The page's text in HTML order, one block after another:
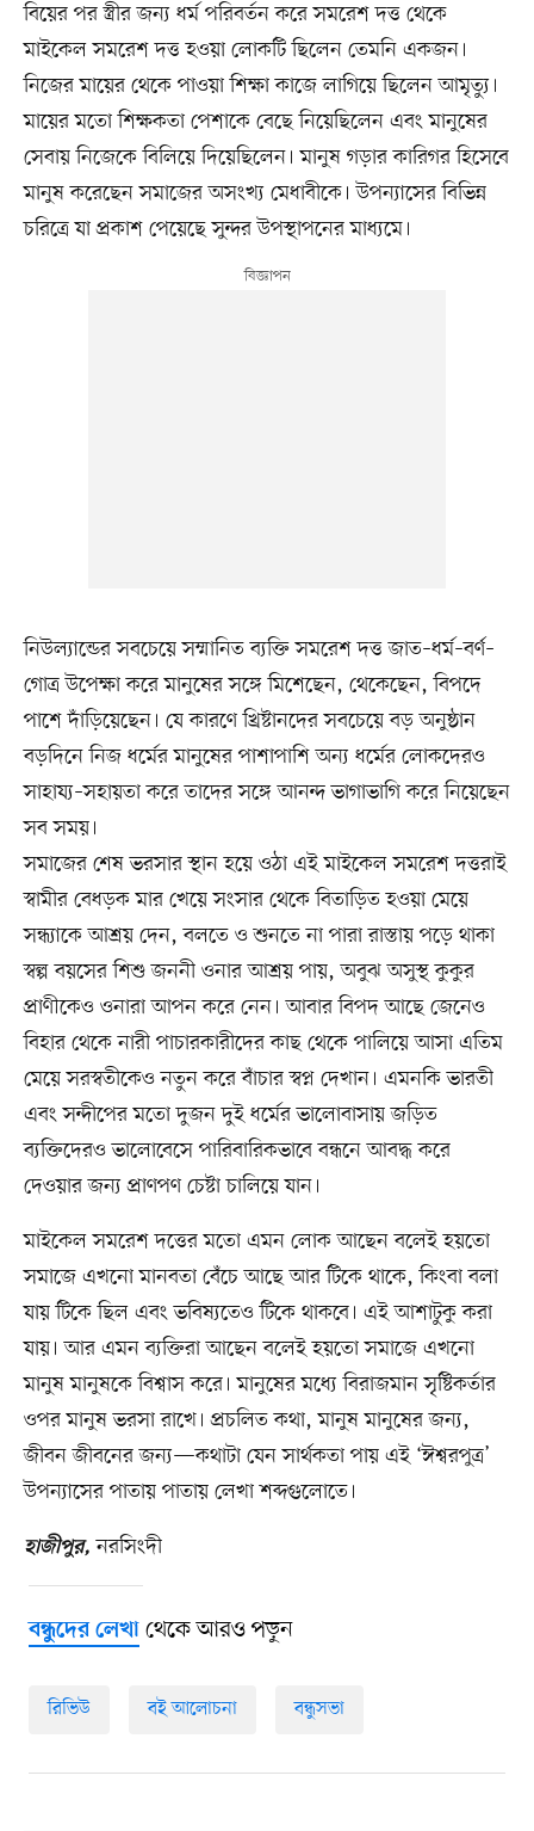
বিয়ের পর স্ত্রীর জন্য ধর্ম পরিবর্তন করে সমরেশ দত্ত থেকে
মাইকেল সমরেশ দত্ত হওয়া লোকটি ছিলেন তেমনি একজন।
নিজের মায়ের থেকে পাওয়া শিক্ষা কাজে লাগিয়ে ছিলেন আমৃত্যু।
মায়ের মতো শিক্ষকতা পেশাকে বেছে নিয়েছিলেন এবং মানুষের
সেবায় নিজেকে বিলিয়ে দিয়েছিলেন। মানুষ গড়ার কারিগর হিসেবে
মানুষ করেছেন সমাজের অসংখ্য মেধাবীকে। উপন্যাসের বিভিন্ন
চরিত্রে যা প্রকাশ পেয়েছে সুন্দর উপস্থাপনের মাধ্যমে।
নিউল্যান্ডের সবচেয়ে সম্মানিত ব্যক্তি সমরেশ দত্ত জাত–ধর্ম–বর্ণ–
গোত্র উপেক্ষা করে মানুষের সঙ্গে মিশেছেন, থেকেছেন, বিপদে
পাশে দাঁড়িয়েছেন। যে কারণে খ্রিষ্টানদের সবচেয়ে বড় অনুষ্ঠান
বড়দিনে নিজ ধর্মের মানুষের পাশাপাশি অন্য ধর্মের লোকদেরও
সাহায্য–সহায়তা করে তাদের সঙ্গে আনন্দ ভাগাভাগি করে নিয়েছেন
সব সময়।
সমাজের শেষ ভরসার স্থান হয়ে ওঠা এই মাইকেল সমরেশ দত্তরাই
স্বামীর বেধড়ক মার খেয়ে সংসার থেকে বিতাড়িত হওয়া মেয়ে
সন্ধ্যাকে আশ্রয় দেন, বলতে ও শুনতে না পারা রাস্তায় পড়ে থাকা
স্বল্প বয়সের শিশু জননী ওনার আশ্রয় পায়, অবুঝ অসুস্থ কুকুর
প্রাণীকেও ওনারা আপন করে নেন। আবার বিপদ আছে জেনেও
বিহার থেকে নারী পাচারকারীদের কাছ থেকে পালিয়ে আসা এতিম
মেয়ে সরস্বতীকেও নতুন করে বাঁচার স্বপ্ন দেখান। এমনকি ভারতী
এবং সন্দীপের মতো দুজন দুই ধর্মের ভালোবাসায় জড়িত
ব্যক্তিদেরও ভালোবেসে পারিবারিকভাবে বন্ধনে আবদ্ধ করে
দেওয়ার জন্য প্রাণপণ চেষ্টা চালিয়ে যান।
মাইকেল সমরেশ দত্তের মতো এমন লোক আছেন বলেই হয়তো
সমাজে এখনো মানবতা বেঁচে আছে আর টিকে থাকে, কিংবা বলা
যায় টিকে ছিল এবং ভবিষ্যতেও টিকে থাকবে। এই আশাটুকু করা
যায়। আর এমন ব্যক্তিরা আছেন বলেই হয়তো সমাজে এখনো
মানুষ মানুষকে বিশ্বাস করে। মানুষের মধ্যে বিরাজমান সৃষ্টিকর্তার
ওপর মানুষ ভরসা রাখে। প্রচলিত কথা, মানুষ মানুষের জন্য,
জীবন জীবনের জন্য—কথাটা যেন সার্থকতা পায় এই ‘ঈশ্বরপুত্র’
উপন্যাসের পাতায় পাতায় লেখা শব্দগুলোতে।
হাজীপুর, নরসিংদী
বন্ধুদের লেখাথেকে আরও পড়ুন
রিভিউ বই আলোচনা বন্ধুসভা